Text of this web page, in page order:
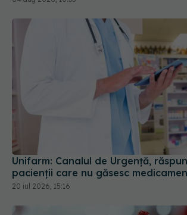
Unifarm: Canalul de Urgență,
pacienții care nu găsesc
20 iul 2026, 15:16